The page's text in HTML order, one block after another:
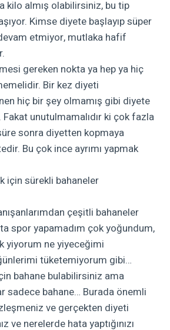
kilo almış olabilirsiniz, bu tip
Kimse diyete başlayıp süper
etmiyor, mutlaka hafif
gereken nokta ya hep ya hiç
Bir kez diyeti
hiç bir şey olmamış gibi diyete
unutulmamalıdır ki çok fazla
sonra diyetten kopmaya
Bu çok ince ayrımı yapmak
için sürekli bahaneler
çeşitli bahaneler
spor yapamadım çok yoğundum,
yiyorum ne yiyeceğimi
tüketemiyorum gibi…
bahane bulabilirsiniz ama
sadece bahane… Burada önemli
ve gerçekten diyeti
ve nerelerde hata yaptığınızı